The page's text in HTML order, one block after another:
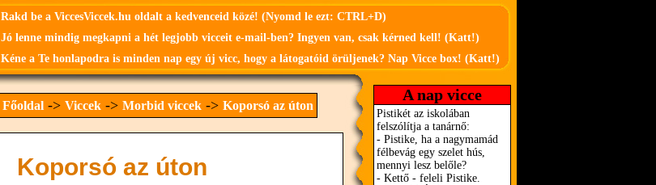
Rakd be a ViccesViccek.hu oldalt a kedvenceid közé! (Nyomd le ezt: CTRL+D)
Jó lenne mindig megkapni a hét legjobb vicceit e-mail-ben? Ingyen van, csak kérned kell! (Katt!)
Kéne a Te honlapodra is minden nap egy új vicc, hogy a látogatóid örüljenek? Nap Vicce box! (Katt!)
Főoldal-> Viccek-> Morbid viccek-> Koporsó az úton
Koporsó az úton
A nap vicce